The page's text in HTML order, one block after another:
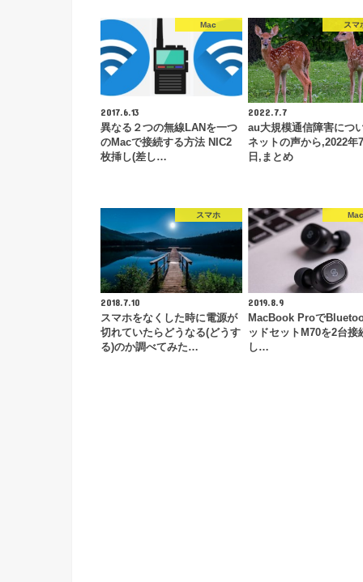
Mac
2017.6.13
異なる２つの無線LANを一つ
のMacで接続する方法 NIC2
枚挿し(差し…
スマ
2022.7.7
au大規模通信障害につ
ネットの声から,2022年
日,まとめ
スマホ
2018.7.10
スマホをなくした時に電源が
切れていたらどうなる(どうす
る)のか調べてみた…
2019.8.9
MacBook Proで
ッドセットM70を2台接
し…